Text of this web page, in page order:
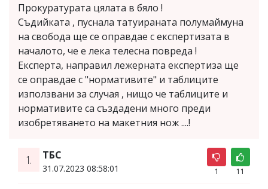
Прокуратурата цялата в бяло !
Съдийката , пуснала татуираната полумаймуна
на свобода ще се оправдае с експертизата в
началото, че е лека телесна повреда !
Експерта, направил лежерната експертиза ще
се оправдае с "нормативите" и таблиците
използвани за случая , нищо че таблиците и
нормативите са създадени много преди
изобретяването на макетния нож ....!
1. ТБС
31.07.2023 08:58:01 1 11